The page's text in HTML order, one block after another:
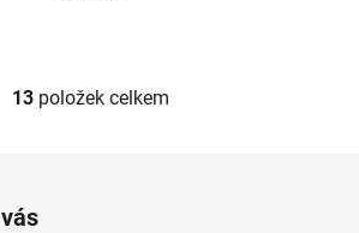
O
13položek celkem